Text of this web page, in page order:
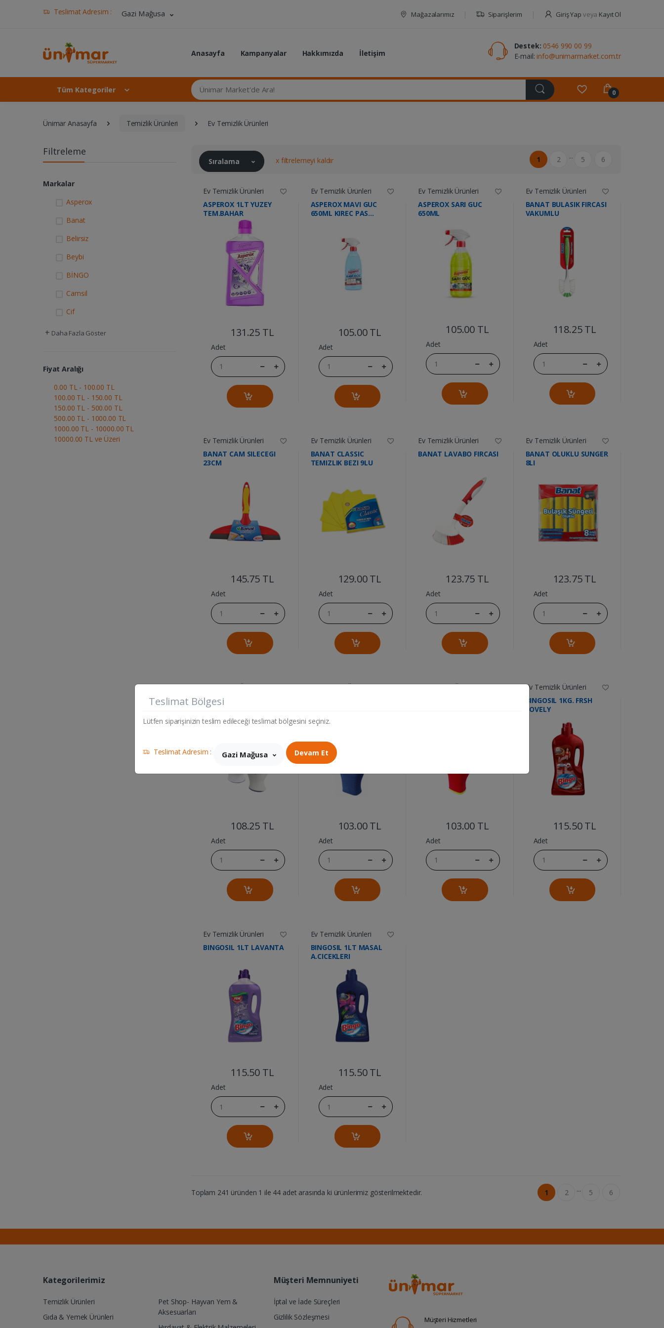
Teslimat Adresim : Gazi Mağusa Mağazalarımız Siparişlerim Giriş Yap veya Kayıt Ol
Anasayfa Kampanyalar Hakkımızda İletişim
Destek: 0546 990 00 99
E-mail: info@unimarmarket.com.tr
Tüm Kategoriler
Ünimar Market'de Ara...
0
Ünimar Anasayfa Temizlik Ürünleri Ev Temizlik Ürünleri
Filtreleme
Markalar
Asperox
Banat
Belirsiz
Beybi
BİNGO
Camsil
Cif
+ Daha Fazla Göster
Fiyat Aralığı
0.00 TL - 100.00 TL
100.00 TL - 150.00 TL
150.00 TL - 500.00 TL
500.00 TL - 1000.00 TL
1000.00 TL - 10000.00 TL
10000.00 TL ve Üzeri
Sıralama x filtrelemeyi kaldır 1 2 ... 5 6
Ev Temizlik Ürünleri
ASPEROX 1LT YUZEY
TEM.BAHAR
131.25 TL
Adet
Ev Temizlik Ürünleri
ASPEROX MAVI GUC
650ML KIREC PAS
105.00 TL
Adet
Ev Temizlik Ürünleri
ASPEROX SARI GUC
650ML
105.00 TL
Adet
Ev Temizlik Ürünleri
BANAT BULASIK FIRCASI
VAKUMLU
118.25 TL
Adet
Ev Temizlik Ürünleri
BANAT CAM SILECEGI
23CM
145.75 TL
Adet
Ev Temizlik Ürünleri
BANAT CLASSIC
TEMIZLIK BEZI 9LU
129.00 TL
Adet
Ev Temizlik Ürünleri
BANAT LAVABO FIRCASI
123.75 TL
Adet
Ev Temizlik Ürünleri
BANAT OLUKLU SUNGER
8LI
123.75 TL
Adet
Ev Temizlik Ürünleri
BEYBI IS ELDIVENI GREY
NO 9
108.25 TL
Adet
Ev Temizlik Ürünleri
103.00 TL
Adet
Ev Temizlik Ürünleri
103.00 TL
Adet
Ev Temizlik Ürünleri
BINGOSIL 1KG. FRSH
LOVELY
115.50 TL
Adet
Ev Temizlik Ürünleri
BINGOSIL 1LT LAVANTA
115.50 TL
Adet
Ev Temizlik Ürünleri
BINGOSIL 1LT MASAL
A.CICEKLERI
115.50 TL
Adet
Toplam 241 üründen 1 ile 44 adet arasında ki ürünlerimiz gösterilmektedir. 1 2 ... 5 6
Kategorilerimiz
Temizlik Ürünleri
Gıda & Yemek Ürünleri
Pet Shop- Hayvan Yem &
Aksesuarları
Müşteri Memnuniyeti
İptal ve İade Süreçleri
Gizlilik Sözleşmesi
Müşteri Hizmetleri
Teslimat Bölgesi
Lütfen siparişinizin teslim edileceği teslimat bölgesini seçiniz.
Teslimat Adresim : Gazi Mağusa Devam Et